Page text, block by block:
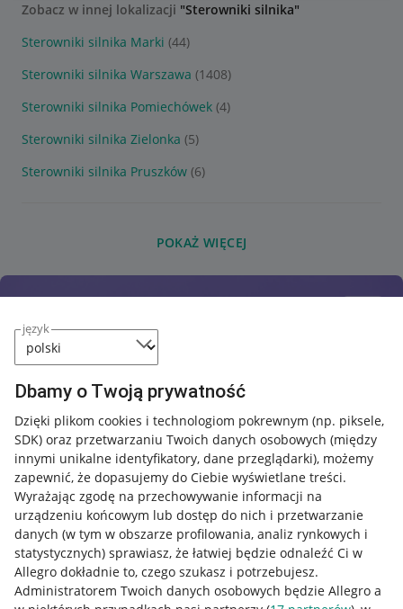
język
Dbamy o Twoją prywatność
Dzięki plikom cookies i technologiom pokrewnym (np. piksele,
SDK) oraz przetwarzaniu Twoich danych osobowych (między
innymi unikalne identyfikatory, dane przeglądarki), możemy
zapewnić, że dopasujemy do Ciebie wyświetlane treści.
Wyrażając zgodę na przechowywanie informacji na
urządzeniu końcowym lub dostęp do nich i przetwarzanie
danych (w tym w obszarze profilowania, analiz rynkowych i
statystycznych) sprawiasz, że łatwiej będzie odnaleźć Ci w
Allegro dokładnie to, czego szukasz i potrzebujesz.
Administratorem Twoich danych osobowych będzie Allegro a
Zobacz w innej lokalizacji "Sterowniki silnika"
Sterowniki silnika Marki (44)
Sterowniki silnika Warszawa (1408)
Sterowniki silnika Pomiechówek (4)
Sterowniki silnika Zielonka (5)
Sterowniki silnika Pruszków (6)
POKAŻ WIĘCEJ